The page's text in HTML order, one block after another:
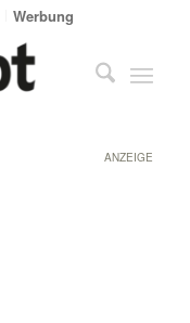
Werbung
ANZEIGE